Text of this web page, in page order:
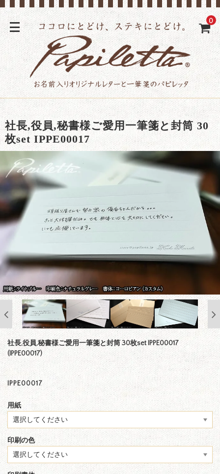
0
社長,役員,秘書様ご愛用一筆箋と封筒 30
枚set IPPE00017
社長,役員,秘書様ご愛用一筆箋と封筒 30枚set IPPE00017
(IPPE00017)
IPPE00017
用紙
印刷の色